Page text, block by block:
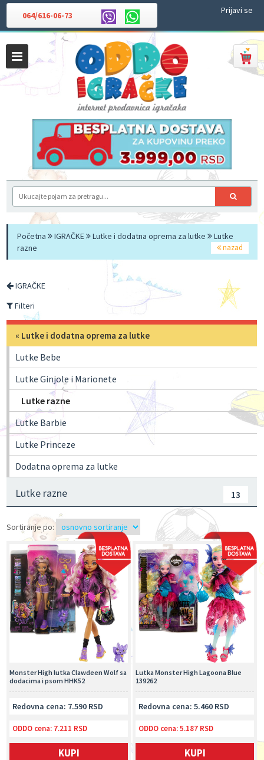
064/616-06-73 Prijavi se
Početna IGRAČKE Lutke i dodatna oprema za lutke
Lutke
razne
nazad
IGRAČKE
Filteri
« Lutke i dodatna oprema za lutke
Lutke Bebe
Lutke Ginjole i Marionete
Lutke razne
Lutke Barbie
Lutke Princeze
Dodatna oprema za lutke
Lutke razne 13
Sortiranje po:
Lutka Monster High Lagoona Blue
139262
Redovna cena: 5.460 RSD
ODDO cena:5.187 RSD
KUPI
Monster High lutka Clawdeen Wolf sa
dodacima i psom HHK52
Redovna cena: 7.590 RSD
ODDO cena: 7.211 RSD
KUPI